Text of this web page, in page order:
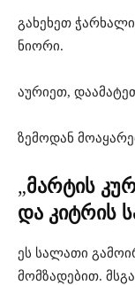
გახეხეთ
ნიორი.
აურიეთ,
ზემოდან
„მარტის
და კიტრის
ეს სალათი
მომზადებით.